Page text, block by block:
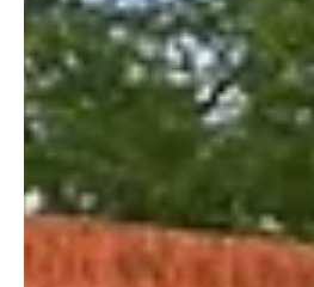
Cúcuta
¡Orgullo cucuteño rumbo
Los deportistas María Valeria
Tobos, representantes de Cúcuta y
parte de la Selección Colombia de
competirá en el Panamericano de El
Los jóvenes llegan a esta cita
campeones nacionales de Gimnasia Parkour, demostrando
disciplina, talento y compromiso